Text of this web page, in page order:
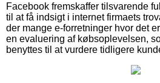
Facebook fremskaffer tilsvarende
til at få indsigt i internet firmaets
der mange e-forretninger hvor det
en evaluering af købsoplevelsen,
benyttes til at vurdere tidligere